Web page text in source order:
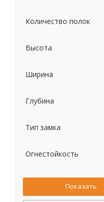
Количество полок
Высота
Ширина
Глубина
Тип замка
Огнестойкость